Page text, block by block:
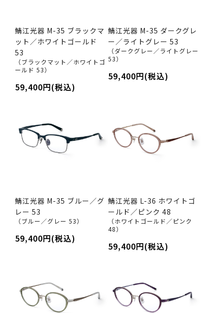
鯖江光器 M-35 ブラックマ
ット／ホワイトゴールド
53
（ブラックマット／ホワイトゴ
ールド 53）
59,400円(税込)
鯖江光器 M-35 ダークグレ
ー／ライトグレー 53
（ダークグレー／ライトグレー
53）
59,400円(税込)
鯖江光器 M-35 ブルー／グ
レー 53
（ブルー／グレー 53）
59,400円(税込)
鯖江光器 L-36 ホワイトゴ
ールド／ピンク 48
（ホワイトゴールド／ピンク
48）
59,400円(税込)